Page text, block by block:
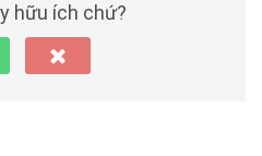
hữu ích chứ?